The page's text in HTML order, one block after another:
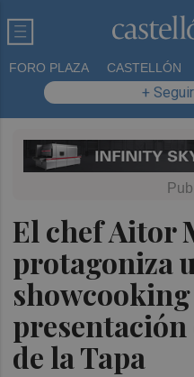
FORO PLAZA CASTELLÓN
+
El chef Aitor
protagoniza
presentación
de la Tapa